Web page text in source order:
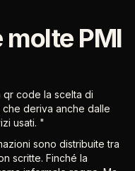
molte PMI
code la scelta di
che deriva anche dalle
usati. "
sono distribuite tra
scritte. Finché la